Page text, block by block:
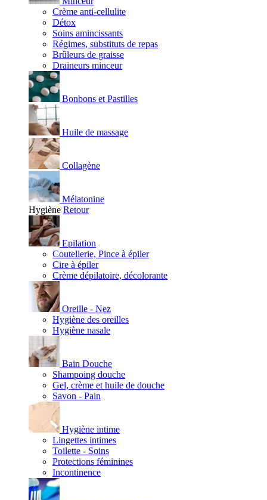
Crème anti-cellulite
Détox
Soins amincissants
Régimes, substituts de repas
Brûleurs de graisse
Draineurs minceur
Bonbons et Pastilles
Huile de massage
Collagène
Mélatonine
Hygiène Retour
Epilation
Coutellerie, Pince à épiler
Cire à épiler
Crème dépilatoire, décolorante
Oreille - Nez
Hygiène des oreilles
Hygiène nasale
Bain Douche
Shampoing douche
Gel, crème et huile de douche
Savon - Pain
Hygiène intime
Lingettes intimes
Toilette - Soins
Protections féminines
Incontinence